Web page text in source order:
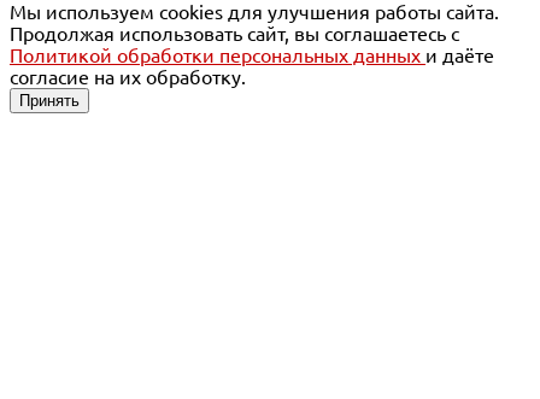
Мы используем cookies для улучшения работы сайта.
Продолжая использовать сайт, вы соглашаетесь с
Политикой обработки персональных данных и даёте
согласие на их обработку.
Принять